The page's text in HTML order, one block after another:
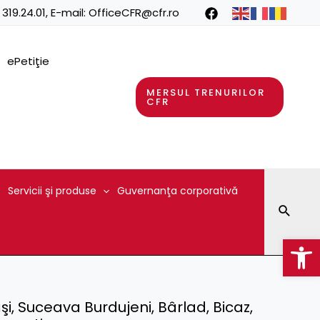
, E-mail: OfficeCFR@cfr.ro
ePetiţie
MERSUL TRENURILOR
CFR
Servicii şi produse Guvernanţa corporativă
Suceava Burdujeni, Bârlad, Bicaz,